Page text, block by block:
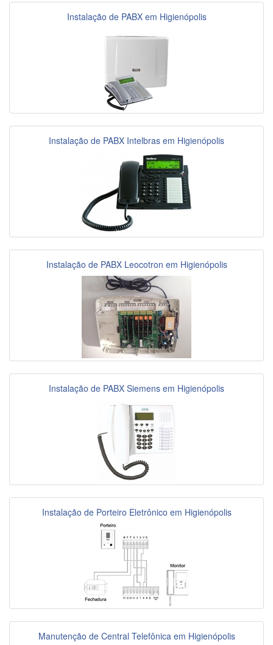
Instalação de PABX em Higienópolis
Instalação de PABX Intelbras em Higienópolis
Instalação de PABX Leocotron em Higienópolis
Instalação de PABX Siemens em Higienópolis
Instalação de Porteiro Eletrônico em Higienópolis
Manutenção de Central Telefônica em Higienópolis